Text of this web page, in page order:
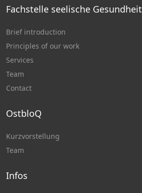
Fachstelle seelische Gesundheit
Brief introduction
Principles of our work
Services
Team
Contact
OstbloQ
Kurzvorstellung
Team
Infos